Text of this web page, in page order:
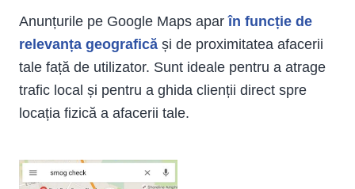
Anunțurile pe Google Maps aparîn funcție de
relevanța geografică și de proximitatea afacerii
tale față de utilizator. Sunt ideale pentru a atrage
trafic local și pentru a ghida clienții direct spre
locația fizică a afacerii tale.